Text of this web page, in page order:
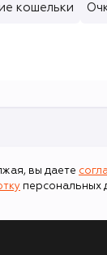
кошельки
вы даете
персональных